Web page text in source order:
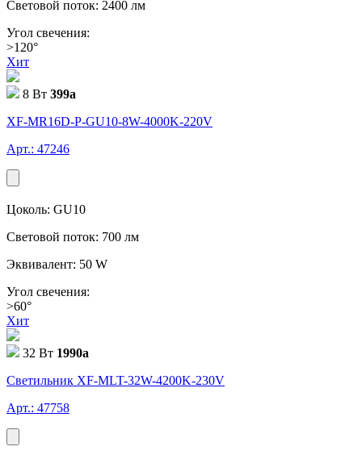
Световой поток: 2400 лм
Угол свечения:
>120°
Хит
8 Вт 399a
XF-MR16D-P-GU10-8W-4000K-220V
Арт.: 47246
Цоколь: GU10
Световой поток: 700 лм
Эквивалент: 50 W
Угол свечения:
>60°
Хит
32 Вт 1990a
Светильник XF-MLT-32W-4200K-230V
Арт.: 47758